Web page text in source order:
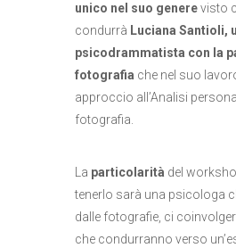
unico nel suo generevisto
condurrà Luciana Santioli,
psicodrammatista con la
fotografia che nel suo
approccio all’Analisi
fotografia.
La particolarità del
tenerlo sarà una psicologa
dalle fotografie, ci
che condurranno verso